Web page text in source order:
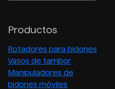
Productos
Rotadores para bidones
Vasos de tambor
Manipuladores de
bidones móviles